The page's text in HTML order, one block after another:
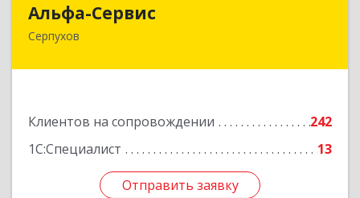
Альфа-Сервис
Серпухов
Клиентов на сопровождении
242
1С:Специалист
13
Отправить заявку
Отправить заявку